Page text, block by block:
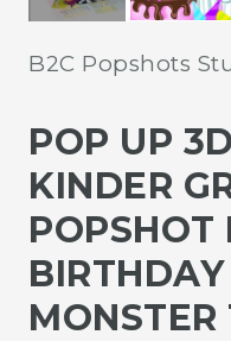
B2C Popshots
POP UP
KINDER
OPSHOT
IRTHDAY
ONSTER